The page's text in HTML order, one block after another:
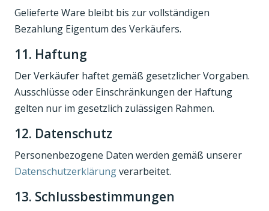
Gelieferte Ware bleibt bis zur vollständigen
Bezahlung Eigentum des Verkäufers.
11. Haftung
Der Verkäufer haftet gemäß gesetzlicher Vorgaben.
Ausschlüsse oder Einschränkungen der Haftung
gelten nur im gesetzlich zulässigen Rahmen.
12. Datenschutz
Personenbezogene Daten werden gemäß unserer
Datenschutzerklärungverarbeitet.
13. Schlussbestimmungen